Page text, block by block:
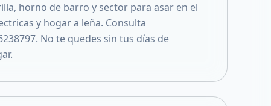
horno de barro y sector para asar en el
y hogar a leña. Consulta
No te quedes sin tus días de